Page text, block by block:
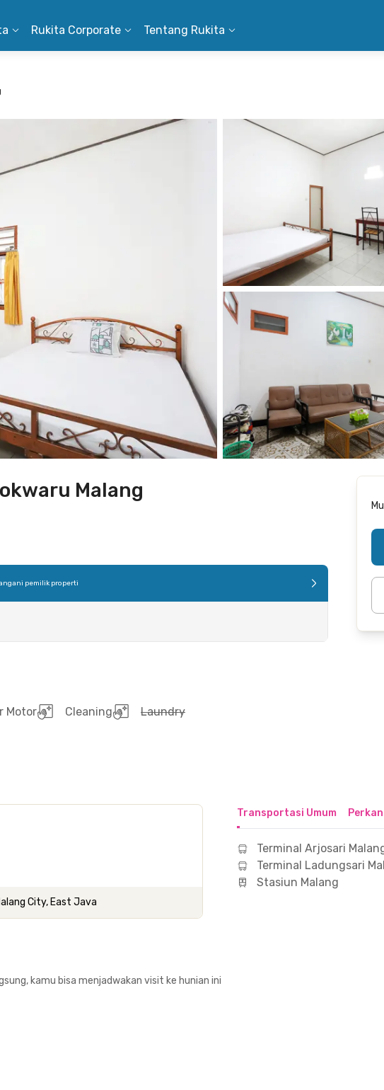
Rukita Corporate Tentang Rukita
Malang
pemilik properti
Motor Cleaning
Laundry
City, East Java
Transportasi Umum
Terminal Arjosari
Terminal Ladungsari
Stasiun Malang
kamu bisa menjadwakan visit ke hunian ini